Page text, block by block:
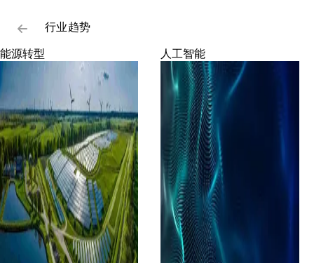
行业趋势
能源转型
人工智能